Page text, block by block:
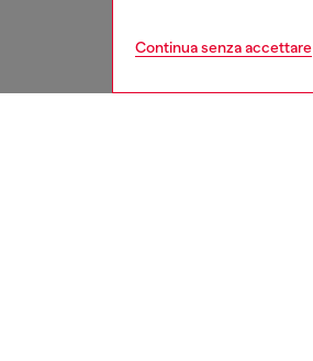
Continua senza accettare